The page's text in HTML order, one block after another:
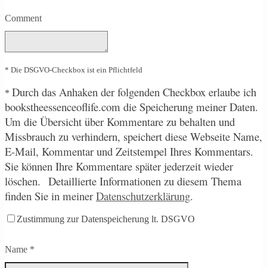
Comment
* Die DSGVO-Checkbox ist ein Pflichtfeld
* Durch das Anhaken der folgenden Checkbox erlaube ich
bookstheessenceoflife.com die Speicherung meiner Daten.
Um die Übersicht über Kommentare zu behalten und
Missbrauch zu verhindern, speichert diese Webseite Name,
E-Mail, Kommentar und Zeitstempel Ihres Kommentars.
Sie können Ihre Kommentare später jederzeit wieder
löschen. Detaillierte Informationen zu diesem Thema
finden Sie in meiner Datenschutzerklärung.
Zustimmung zur Datenspeicherung lt. DSGVO
Name *